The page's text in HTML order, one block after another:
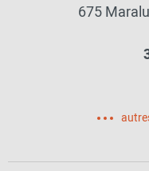
675